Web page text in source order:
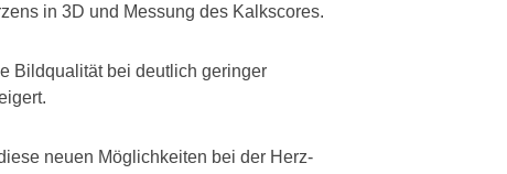
in 3D und Messung des Kalkscores.
Bildqualität bei deutlich geringer
neuen Möglichkeiten bei der Herz-